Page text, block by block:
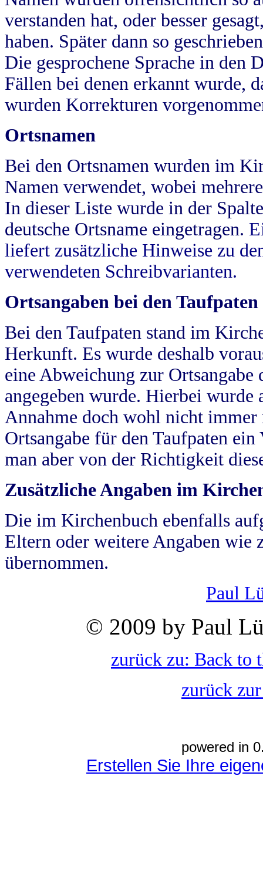
verstanden hat, oder besser
haben. Später dann so
Die gesprochene Sprache in
Fällen bei denen erkannt wurde,
wurden Korrekturen
Ortsnamen
Bei den Ortsnamen wurden im
Namen verwendet, wobei
In dieser Liste wurde in der
deutsche Ortsname eingetragen.
liefert zusätzliche Hinweise zu
verwendeten Schreibvarianten.
Ortsangaben bei den Taufpaten
Bei den Taufpaten stand im
Herkunft. Es wurde deshalb
eine Abweichung zur
angegeben wurde. Hierbei wurde
Annahme doch wohl nicht
Ortsangabe für den Taufpaten
man aber von der Richtigkeit
Zusätzliche Angaben im
Die im Kirchenbuch ebenfalls
Eltern oder weitere Angaben wie
übernommen.
Paul
© 2009 by Paul
zurück zu: Back to
zurück
powered in
Erstellen Sie Ihre